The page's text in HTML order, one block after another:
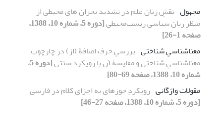
مجهول نقشِ زبانِ علم در تشدید بحران های محیطی از
منظر زبان شناسیِ زیست‌محیطی
[دوره 5، شماره 10، 1388،
صفحه 1-26]
معناشناسیِ شناختی بررسیِ حرفِ اضافۀ (از) در چارچوب
معناشناسیِ شناختی و مقایسۀ آن با رویکردِ سنتی
[دوره 5،
شماره 10، 1388، صفحه 69-80]
مقولات واژگانی رویکردِ حوزهای به اجزای کلام در فارسی
[دوره 5، شماره 10، 1388، صفحه 27-46]